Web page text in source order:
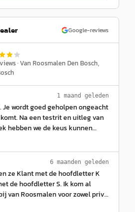
Google-reviews
·Van Roosmalen Den Bosch,
1 maand geleden
Je wordt goed geholpen ongeacht
uitleg van
hebben we de keus kunnen
Volvo EX30.
6 maanden geleden
ze Klant met de hoofdletter K
de hoofdletter S. Ik kom al
van Roosmalen voor zowel privé
mijn werk. Service is altijd top,